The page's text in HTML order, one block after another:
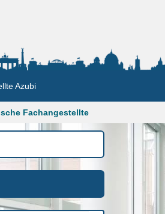
Azubi
Fachangestellte